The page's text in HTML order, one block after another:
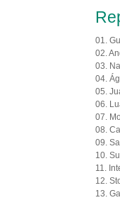
01.
02.
03.
04.
05.
06.
07.
08.
09.
10.
11.
12.
13.